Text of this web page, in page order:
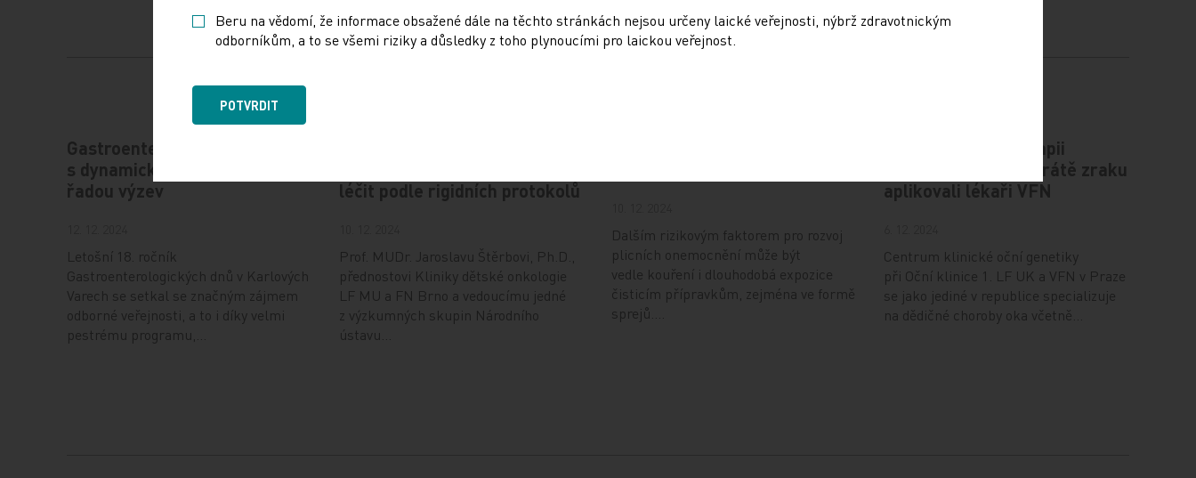
Gastroenterologie – obor
s dynamickým rozvojem i
řadou výzev
Letošní 18. ročník
Gastroenterologických dnů v Karlových
Varech se setkal se značným zájmem
odborné veřejnosti, a to i díky velmi
pestrému programu,…
léčit podle rigidních protokolů
Prof. MUDr. Jaroslavu Štěrbovi, Ph.D.,
přednostovi Kliniky dětské onkologie
LF MU a FN Brno a vedoucímu jedné
z výzkumných skupin Národního
ústavu…
Dalším rizikovým faktorem pro rozvoj
plicních onemocnění může být
vedle kouření i dlouhodobá expozice
čisticím přípravkům, zejména ve formě
sprejů.…
Novou genovou terapii
zabraňující úplné ztrátě zraku
aplikovali lékaři VFN
Centrum klinické oční genetiky
při Oční klinice 1. LF UK a VFN v Praze
se jako jediné v republice specializuje
na dědičné choroby oka včetně…
Beru na vědomí, že informace obsažené dále na těchto stránkách nejsou určeny laické veřejnosti, nýbrž zdravotnickým
odborníkům, a to se všemi riziky a důsledky z toho plynoucími pro laickou veřejnost.
POTVRDIT